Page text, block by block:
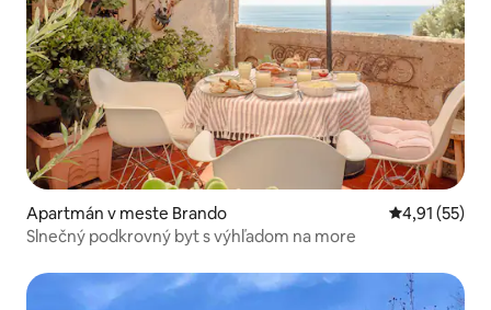
Apartmán v meste Brando Priemerné
4,91 (55)
Slnečný podkrovný byt s výhľadom na more